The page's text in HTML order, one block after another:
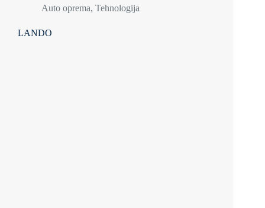
Auto oprema, Tehnologija
LANDO